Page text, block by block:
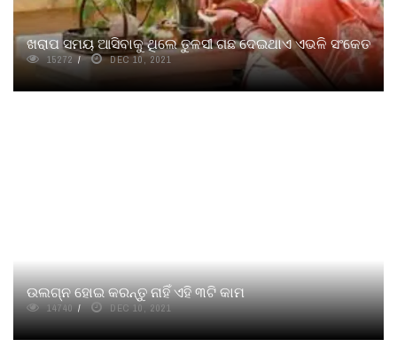
ଖରାପ ସମୟ ଆସିବାକୁ ଥିଲେ ତୁଳସୀ ଗଛ ଦେଇଥାଏ ଏଭଳି ସଂକେତ
15272 DEC 10, 2021
ଉଲଗ୍ନ ହୋଇ କରନ୍ତୁ ନାହିଁ ଏହି ୩ଟି କାମ
14740 DEC 10, 2021